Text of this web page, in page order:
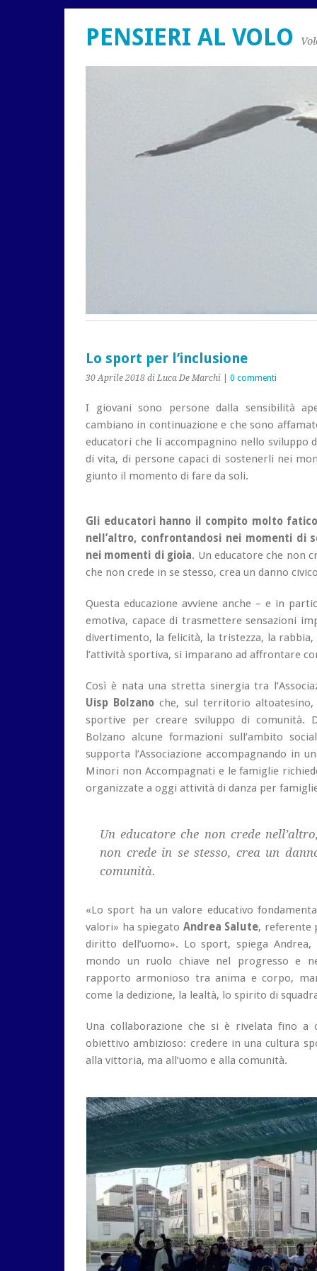
PENSIERI AL VOLO
Lo sport per l’inclusione
30 Aprile 2018 di Luca De Marchi 0 commenti
I giovani sono persone dalla sensibilità
cambiano in continuazione e che sono
educatori che li accompagnino nello
di vita, di persone capaci di sostenerli nei
giunto il momento di fare da soli.
Gli educatori hanno il compito molto
nell’altro, confrontandosi nei momenti di
nei momenti di gioia. Un educatore che non
che non crede in se stesso, crea un danno
Questa educazione avviene anche – e in
emotiva, capace di trasmettere sensazioni
divertimento, la felicità, la tristezza, la
l’attività sportiva, si imparano ad affrontare
Così è nata una stretta sinergia tra
Uisp Bolzano che, sul territorio
sportive per creare sviluppo di comunità.
Bolzano alcune formazioni sull’ambito
supporta l’Associazione accompagnando in
Minori non Accompagnati e le famiglie
organizzate a oggi attività di danza per
Un educatore che non crede
non crede in se stesso, crea un
comunità.
«Lo sport ha un valore educativo
valori» ha spiegato Andrea Salute, referente
diritto dell’uomo». Lo sport, spiega
mondo un ruolo chiave nel progresso e
rapporto armonioso tra anima e corpo,
come la dedizione, la lealtà, lo spirito di
Una collaborazione che si è rivelata fino
obiettivo ambizioso: credere in una cultura
alla vittoria, ma all’uomo e alla comunità.